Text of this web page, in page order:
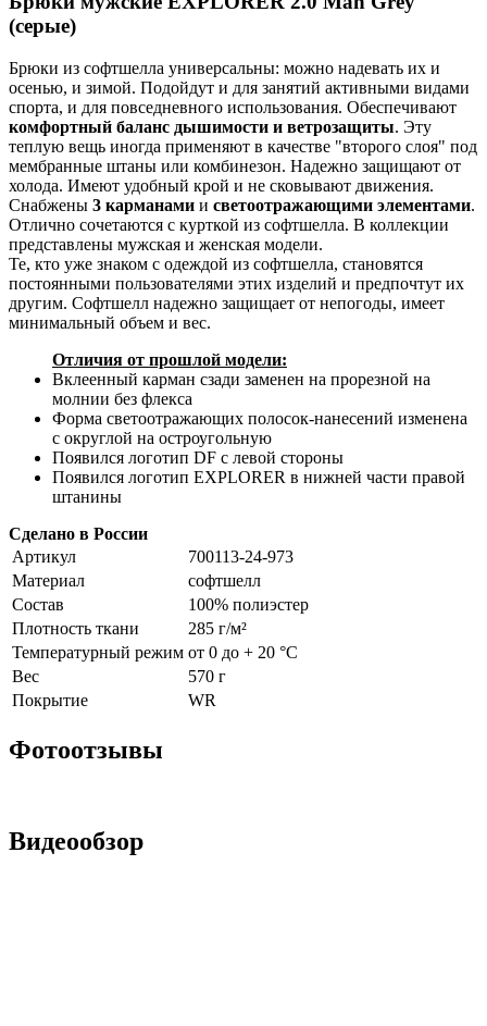
(серые)
Брюки из софтшелла универсальны: можно надевать их и
осенью, и зимой. Подойдут и для занятий активными видами
спорта, и для повседневного использования. Обеспечивают
комфортный баланс дышимости и ветрозащиты. Эту
теплую вещь иногда применяют в качестве "второго слоя" под
мембранные штаны или комбинезон. Надежно защищают от
холода. Имеют удобный крой и не сковывают движения.
Снабжены 3 карманами и светоотражающими элементами.
Отлично сочетаются с курткой из софтшелла. В коллекции
представлены мужская и женская модели.
Те, кто уже знаком с одеждой из софтшелла, становятся
постоянными пользователями этих изделий и предпочтут их
другим. Софтшелл надежно защищает от непогоды, имеет
минимальный объем и вес.
Отличия от прошлой модели:
Вклеенный карман сзади заменен на прорезной на
молнии без флекса
Форма светоотражающих полосок-нанесений изменена
с округлой на остроугольную
Появился логотип DF с левой стороны
Появился логотип EXPLORER в нижней части правой
штанины
Сделано в России
Артикул
700113-24-973
Материал
софтшелл
Состав
100% полиэстер
Плотность ткани
285 г/м²
Температурный режим от 0 до + 20 °С
Вес
570 г
Покрытие
WR
Фотоотзывы
Видеообзор